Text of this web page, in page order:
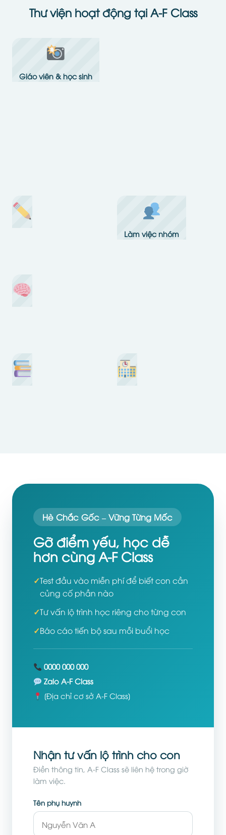
Thư viện hoạt động tại A-F Class
Giáo viên & học sinh
Làm việc nhóm
Hè Chắc Gốc – Vững Từng Mốc
Gỡ điểm yếu, học dễ
hơn cùng A-F Class
Test đầu vào miễn phí để biết con cần
củng cố phần nào
Tư vấn lộ trình học riêng cho từng con
Báo cáo tiến bộ sau mỗi buổi học
0000 000 000
Zalo A-F Class
[Địa chỉ cơ sở A-F Class]
Nhận tư vấn lộ trình cho con
Điền thông tin, A-F Class sẽ liên hệ trong giờ
làm việc.
Tên phụ huynh